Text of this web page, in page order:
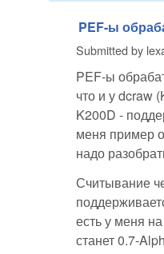
PEF-ы
Submitted by
PEF-ы
что и у dcraw
K200D -
меня пример
надо
Считывание
есть у меня
станет 0.7-